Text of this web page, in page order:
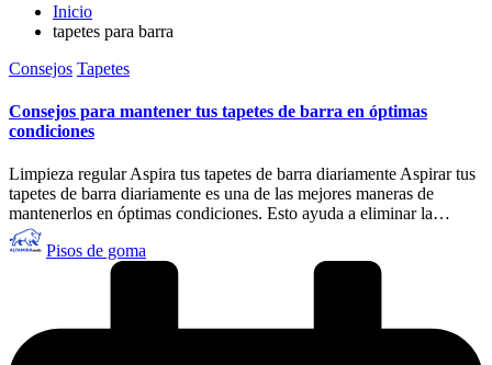
Inicio
tapetes para barra
Publicado
Consejos Tapetes
Consejos para mantener tus tapetes de barra en óptimas
condiciones
Limpieza regular Aspira tus tapetes de barra diariamente Aspirar tus
tapetes de barra diariamente es una de las mejores maneras de
mantenerlos en óptimas condiciones. Esto ayuda a eliminar la…
Publicado
por
Pisos de goma